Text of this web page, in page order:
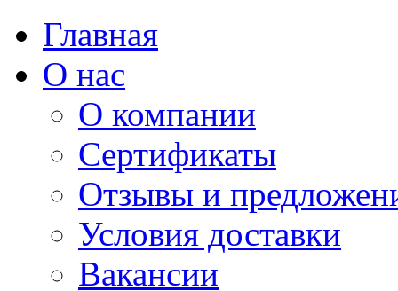
Главная
О нас
О компании
Сертификаты
Отзывы и
Условия доставки
Вакансии